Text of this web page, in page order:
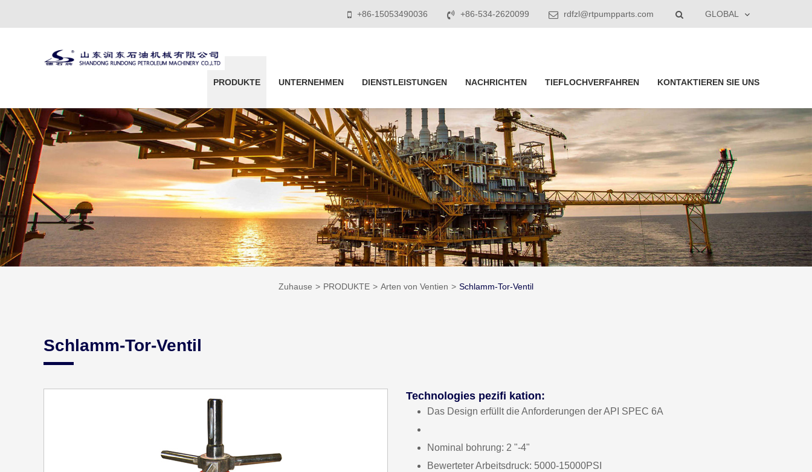
GLOBAL
+86-15053490036 +86-534-2620099 rdfzl@rtpumpparts.com
PRODUKTE UNTERNEHMEN DIENSTLEISTUNGEN NACHRICHTEN TIEFLOCHVERFAHREN KONTAKTIEREN SIE UNS
Zuhause PRODUKTE Arten von Ventien Schlamm-Tor-Ventil
Schlamm-Tor-Ventil
Technologies pezifi kation:
Das Design erfüllt die Anforderungen der API SPEC 6A
Nominal bohrung: 2 "-4"
Bewerteter Arbeitsdruck: 5000-15000PSI